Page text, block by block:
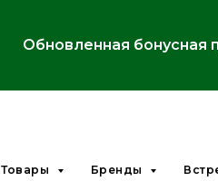
Обновленная бонусная
Товары Бренды